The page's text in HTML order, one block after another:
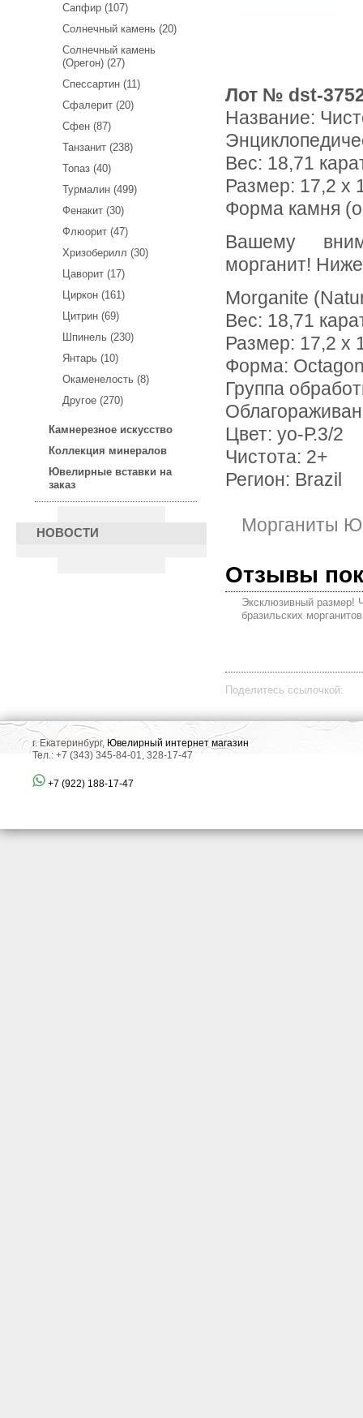
Сапфир (107)
Солнечный камень (20)
Солнечный камень
(Орегон) (27)
Спессартин (11)
Сфалерит (20)
Сфен (87)
Танзанит (238)
Топаз (40)
Турмалин (499)
Фенакит (30)
Флюорит (47)
Хризоберилл (30)
Цаворит (17)
Циркон (161)
Цитрин (69)
Шпинель (230)
Янтарь (10)
Окаменелость (8)
Другое (270)
Камнерезное искусство
Коллекция минералов
Ювелирные вставки на
заказ
НОВОСТИ
Лот № dst-
Название:
Вес: 18,71
Размер: 17,2 x
Форма камня
Вашему вниманию предлагается чистейший крупный
морганит!
Morganite
Вес: 18,71
Размер: 17,2 х
Форма:
Группа
Цвет: уо-Р.3/2
Чистота: 2+
Регион: Brazil
Морганиты
Отзывы
Эксклюзивный размер!
бразильских
Поделитесь ссылочкой:
г. Екатеринбург, Ювелирный интернет магазин
Тел.: +7 (343) 345-84-01, 328-17-47
+7 (922) 188-17-47